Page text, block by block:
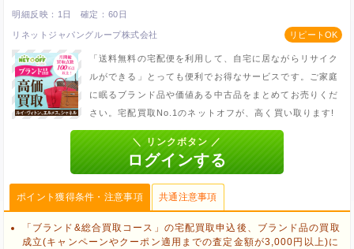
1日 60日
リネットジャパングループ株式会社
「送料無料の宅配便を利用して、自宅に居ながらリサイク
ルができる」とっても便利でお得なサービスです。ご家庭
に眠るブランド品や価値ある中古品をまとめてお売りくだ
さい。宅配買取No.1のネットオフが、高く買い取ります!
ポイント獲得条件・注意事項 共通注意事項
「ブランド&総合買取コース」の宅配買取申込後、ブランド品の買取
成立(キャンペーンやクーポン適用までの査定金額が3,000円以上)に